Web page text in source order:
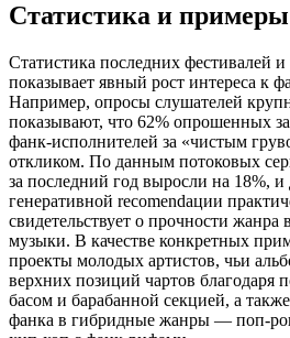
Статистика и
Статистика последних фестивалей
показывает явный рост интереса к
Например, опросы слушателей
показывают, что 62% опрошенных
фанк-исполнителей за «чистым
откликом. По данным потоковых
за последний год выросли на 18%, и
генеративной recomendaции
свидетельствует о прочности жанра
музыки. В качестве конкретных
проекты молодых артистов, чьи
верхних позиций чартов благодаря
басом и барабанной секцией, а
фанка в гибридные жанры — поп-